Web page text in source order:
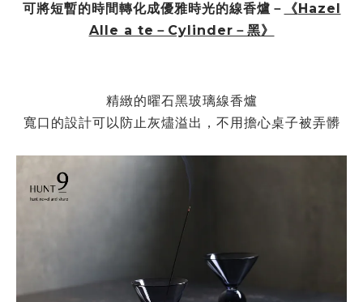
可將短暫的時間轉化成優雅時光的線香爐－ 《Hazel
Alle a te－Cylinder－黑》
精緻的曜石黑玻璃線香爐
寬口的設計可以防止灰燼溢出，不用擔心桌子被弄髒